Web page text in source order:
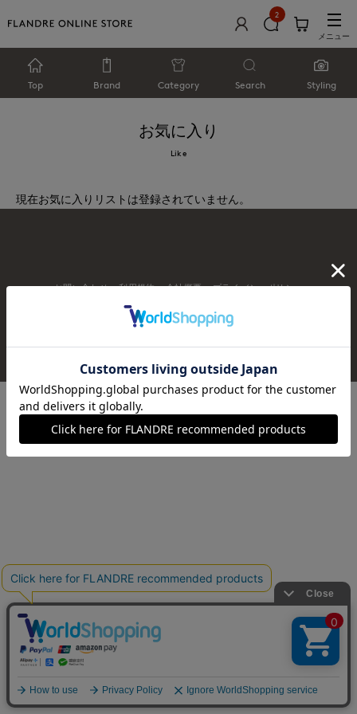
2
メニュー
Top Brand Category Search Styling
お気に入り
Like
現在お気に入りリストは登録されていません。
お問い合わせ 利用規約 会社概要 プライバシーポリシー
特定商取引・古物営業法に基づく表示
© FLANDRE CO., LTD.